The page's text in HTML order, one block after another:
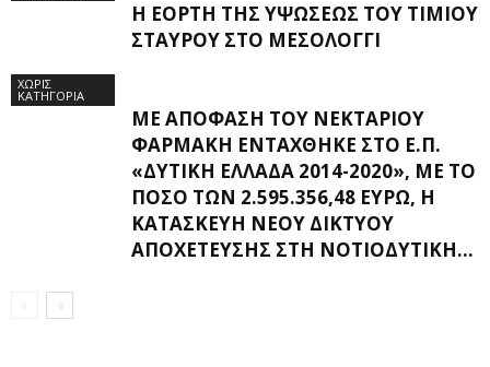
Η ΕΟΡΤΉ ΤΗΣ ΥΨΏΣΕΩΣ ΤΟΥ ΤΙΜΊΟΥ
ΣΤΑΥΡΟΎ ΣΤΟ ΜΕΣΟΛΌΓΓΙ
ΧΩΡΊΣ
ΚΑΤΗΓΟΡΊΑ
ΜΕ ΑΠΌΦΑΣΗ ΤΟΥ ΝΕΚΤΆΡΙΟΥ
ΦΑΡΜΆΚΗ ΕΝΤΆΧΘΗΚΕ ΣΤΟ Ε.Π.
«ΔΥΤΙΚΉ ΕΛΛΆΔΑ 2014-2020», ΜΕ ΤΟ
ΠΟΣΌ ΤΩΝ 2.595.356,48 ΕΥΡΏ, Η
ΚΑΤΑΣΚΕΥΉ ΝΈΟΥ ΔΙΚΤΎΟΥ
ΑΠΟΧΈΤΕΥΣΗΣ ΣΤΗ ΝΟΤΙΟΔΥΤΙΚΉ...